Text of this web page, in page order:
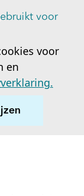
voor
voor
en